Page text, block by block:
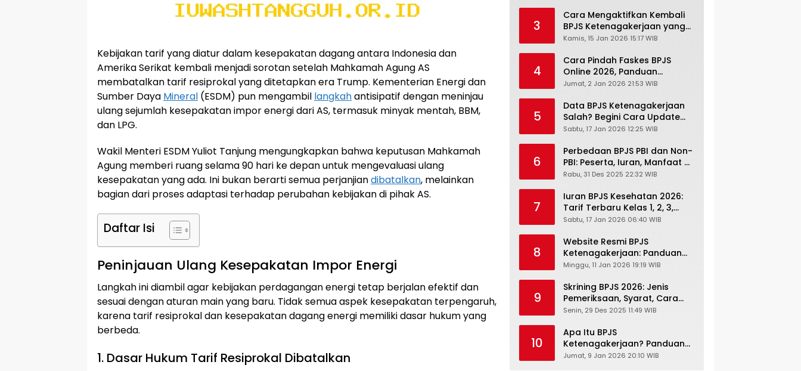
Kebijakan tarif yang diatur dalam kesepakatan dagang antara Indonesia dan
Amerika Serikat kembali menjadi sorotan setelah Mahkamah Agung AS
membatalkan tarif resiprokal yang ditetapkan era Trump. Kementerian Energi dan
Sumber Daya Mineral (ESDM) pun mengambil langkahantisipatif dengan meninjau
ulang sejumlah kesepakatan impor energi dari AS, termasuk minyak mentah, BBM,
dan LPG.
Wakil Menteri ESDM Yuliot Tanjung mengungkapkan bahwa keputusan Mahkamah
Agung memberi ruang selama 90 hari ke depan untuk mengevaluasi ulang
kesepakatan yang ada. Ini bukan berarti semua perjanjiandibatalkan, melainkan
bagian dari proses adaptasi terhadap perubahan kebijakan di pihak AS.
Daftar Isi
Peninjauan Ulang Kesepakatan Impor Energi
Langkah ini diambil agar kebijakan perdagangan energi tetap berjalan efektif dan
sesuai dengan aturan main yang baru. Tidak semua aspek kesepakatan terpengaruh,
karena tarif resiprokal dan kesepakatan dagang energi memiliki dasar hukum yang
berbeda.
1. Dasar Hukum Tarif Resiprokal Dibatalkan
3
Cara Mengaktifkan Kembali
BPJS Ketenagakerjaan yang
Nonaktif, Begini Panduan
Kamis, 15 Jan 2026 15:17 WIB
4
Cara Pindah Faskes BPJS
Online 2026, Panduan
Lengkap via Mobile JKN,
Cabang
Jumat, 2 Jan 2026 21:53 WIB
5
Data BPJS Ketenagakerjaan
Salah? Begini Cara Update
Rekening, Alamat, HP di JMO
Sabtu, 17 Jan 2026 12:25 WIB
6
Perbedaan BPJS PBI dan Non-
PBI: Peserta, Iuran, Manfaat &
Masa Berlaku Terbaru 2026
Rabu, 31 Des 2025 22:32 WIB
7
Iuran BPJS Kesehatan 2026:
Tarif Terbaru Kelas 1, 2, 3,
Cara Bayar, Denda &
JKN-KIS
Sabtu, 17 Jan 2026 06:40 WIB
8
Website Resmi BPJS
Ketenagakerjaan: Panduan
Lengkap Akses dan Fitur
Minggu, 11 Jan 2026 19:19 WIB
9
Skrining BPJS 2026: Jenis
Pemeriksaan, Syarat, Cara
Daftar & Cek Riwayat
Senin, 29 Des 2025 11:49 WIB
10
Apa Itu BPJS
Ketenagakerjaan? Panduan
Lengkap untuk Pekerja dan
Jumat, 9 Jan 2026 20:10 WIB